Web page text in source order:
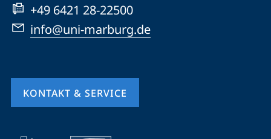
+49 6421 28-22500
info@uni-marburg.de
KONTAKT & SERVICE